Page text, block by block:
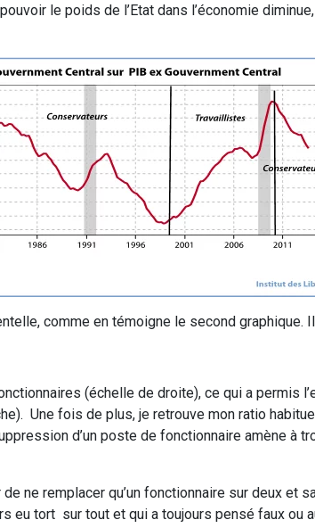
le poids de l’Etat dans l’économie
comme en témoigne le second graphique.
(échelle de droite), ce qui a permis
Une fois de plus, je retrouve mon ratio
d’un poste de fonctionnaire amène à
ne remplacer qu’un fonctionnaire sur deux et
eu tort sur tout et qui a toujours pensé faux ou